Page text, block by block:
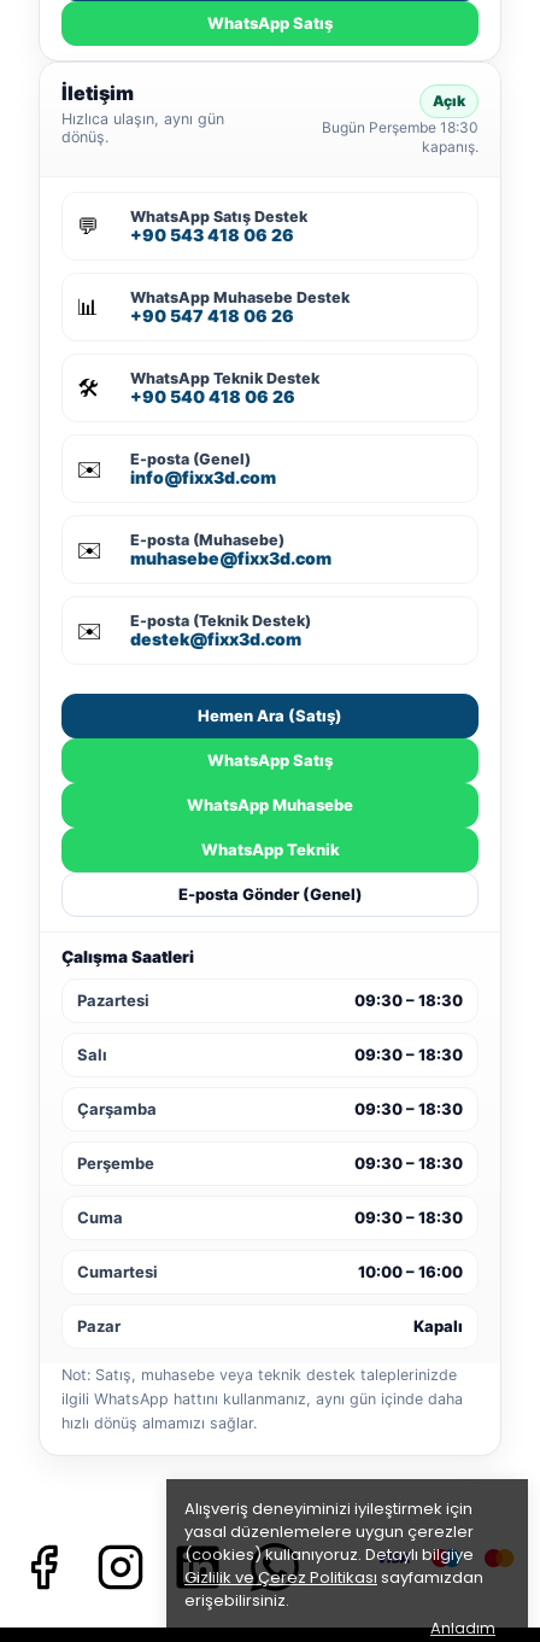
Alışveriş deneyiminizi iyileştirmek için
yasal düzenlemelere uygun çerezler
(cookies) kullanıyoruz. Detaylı bilgiye
Gizlilik ve Çerez Politikası sayfamızdan
erişebilirsiniz.
Anladım
WhatsApp Satış
İletişim
Hızlıca ulaşın, aynı gün
dönüş.
Açık
Bugün Perşembe 18:30
kapanış.
💬 WhatsApp Satış Destek
+90 543 418 06 26
📊 WhatsApp Muhasebe Destek
+90 547 418 06 26
🛠️ WhatsApp Teknik Destek
+90 540 418 06 26
✉️ E-posta (Genel)
info@fixx3d.com
✉️ E-posta (Muhasebe)
muhasebe@fixx3d.com
✉️ E-posta (Teknik Destek)
destek@fixx3d.com
Hemen Ara (Satış)
WhatsApp Satış
WhatsApp Muhasebe
WhatsApp Teknik
E-posta Gönder (Genel)
Çalışma Saatleri
Pazartesi 09:30 – 18:30
Salı 09:30 – 18:30
Çarşamba 09:30 – 18:30
Perşembe 09:30 – 18:30
Cuma 09:30 – 18:30
Cumartesi 10:00 – 16:00
Pazar Kapalı
Not: Satış, muhasebe veya teknik destek taleplerinizde
ilgili WhatsApp hattını kullanmanız, aynı gün içinde daha
hızlı dönüş almamızı sağlar.